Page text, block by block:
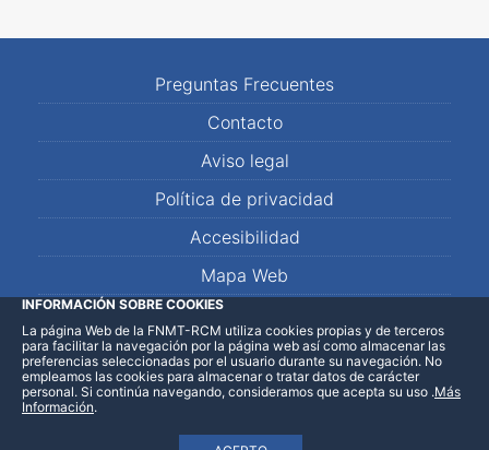
Preguntas Frecuentes
Contacto
Aviso legal
Política de privacidad
Accesibilidad
Mapa Web
LinkedInFacebookWhatsApp
INFORMACIÓN SOBRE COOKIES
La página Web de la FNMT-RCM utiliza cookies propias y de terceros
para facilitar la navegación por la página web así como almacenar las
preferencias seleccionadas por el usuario durante su navegación. No
empleamos las cookies para almacenar o tratar datos de carácter
personal. Si continúa navegando, consideramos que acepta su uso .Más
Información.